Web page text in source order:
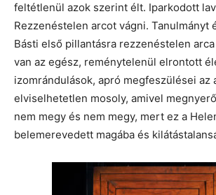
feltétlenül azok szerint élt. Iparkodott
Rezzenéstelen arcot vágni. Tanulmányt
Básti első pillantásra rezzenéstelen
van az egész, reménytelenül elrontott
izomrándulások, apró megfeszülései az
elviselhetetlen mosoly, amivel
nem megy és nem megy, mert ez a
belemerevedett magába és